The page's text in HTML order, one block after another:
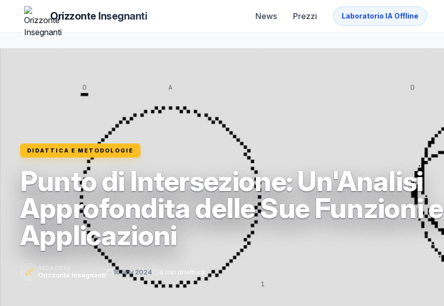
Orizzonte Insegnanti News Prezzi Laboratorio IA Offline
DIDATTICA E METODOLOGIE
Punto di Intersezione: Un'Analisi
Approfondita delle Sue Funzioni e
Applicazioni
REDAZIONE
Orizzonte Insegnanti 16 Nov 2024 9 min di lettura